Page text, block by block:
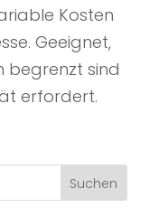
Kosten
Geeignet,
begrenzt sind
erfordert.
Suchen